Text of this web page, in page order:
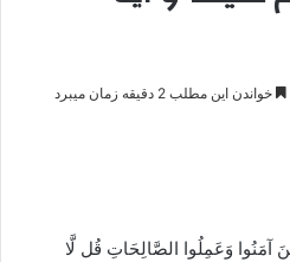
خواندن این مطلب 2 دقیقه زمان میبرد
آمَنُوا وَعَمِلُوا الصَّالِحَاتِ قُل لَّا